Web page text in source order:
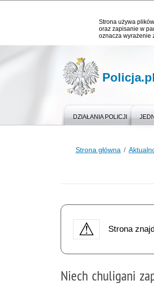
Strona używa
oraz zapisanie w
oznacza wyrażenie
Policja.pl
DZIAŁANIA POLICJI
Strona główna
Strona
Niech chuligani